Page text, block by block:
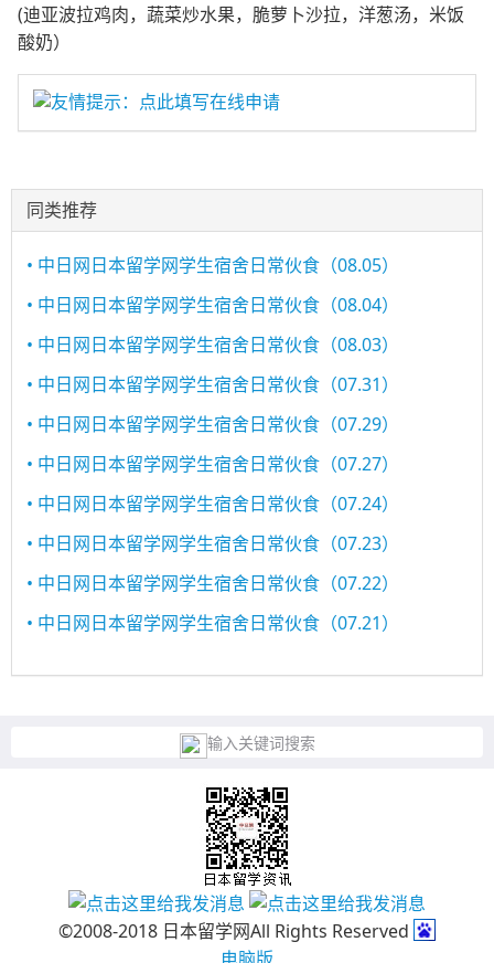
(迪亚波拉鸡肉，蔬菜炒水果，脆萝卜沙拉，洋葱汤，米饭
酸奶）
友情提示：点此填写在线申请
同类推荐
• 中日网日本留学网学生宿舍日常伙食（08.05）
• 中日网日本留学网学生宿舍日常伙食（08.04）
• 中日网日本留学网学生宿舍日常伙食（08.03）
• 中日网日本留学网学生宿舍日常伙食（07.31）
• 中日网日本留学网学生宿舍日常伙食（07.29）
• 中日网日本留学网学生宿舍日常伙食（07.27）
• 中日网日本留学网学生宿舍日常伙食（07.24）
• 中日网日本留学网学生宿舍日常伙食（07.23）
• 中日网日本留学网学生宿舍日常伙食（07.22）
• 中日网日本留学网学生宿舍日常伙食（07.21）
输入关键词搜索
©2008-2018 日本留学网All Rights Reserved
电脑版